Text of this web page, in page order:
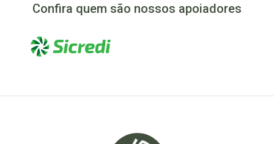
Confira quem são nossos apoiadores